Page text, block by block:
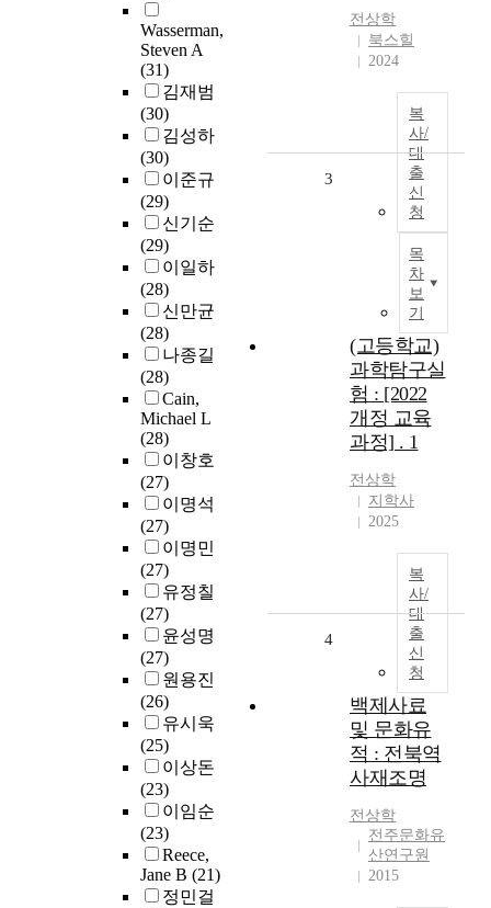
Wasserman,
Steven A
(31)
김재범
(30)
김성하
(30)
이준규
(29)
신기순
(29)
이일하
(28)
신만균
(28)
나종길
(28)
Cain,
Michael L
(28)
이창호
(27)
이명석
(27)
이명민
(27)
유정칠
(27)
윤성명
(27)
원용진
(26)
유시욱
(25)
이상돈
(23)
이임순
(23)
Reece,
Jane B (21)
정민걸
전상학
북스힐
2024
복
사/
대
출
신
청
목
차
보
기
3
(고등학교)
과학탐구실
험 : [2022
개정 교육
과정] . 1
전상학
지학사
2025
복
사/
대
출
신
청
4
백제사료
및 문화유
적 : 전북역
사재조명
전상학
전주문화유
산연구원
2015